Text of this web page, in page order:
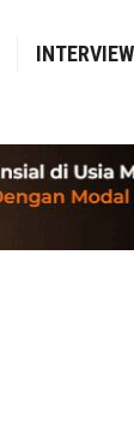
INTERVIEW